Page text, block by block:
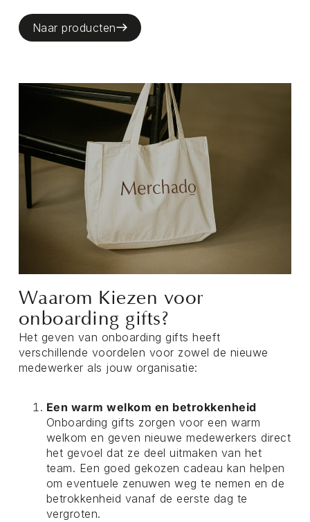
Naar producten
Waarom Kiezen voor
onboarding gifts?
Het geven van onboarding gifts heeft
verschillende voordelen voor zowel de nieuwe
medewerker als jouw organisatie:
Een warm welkom en betrokkenheid
Onboarding gifts zorgen voor een warm
welkom en geven nieuwe medewerkers direct
het gevoel dat ze deel uitmaken van het
team. Een goed gekozen cadeau kan helpen
om eventuele zenuwen weg te nemen en de
betrokkenheid vanaf de eerste dag te
vergroten.